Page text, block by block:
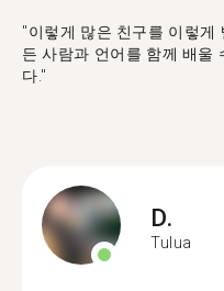
"이렇게 많은 친구를 이렇게
든 사람과 언어를 함께 배울
다."
D.
Tulua